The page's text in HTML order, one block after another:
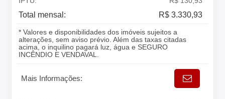
Total mensal: R$ 3.330,93
* Valores e disponibilidades dos imóveis sujeitos a
alterações, sem aviso prévio. Além das taxas citadas
acima, o inquilino pagará luz, água e SEGURO
INCÊNDIO E VENDAVAL.
Mais Informações: